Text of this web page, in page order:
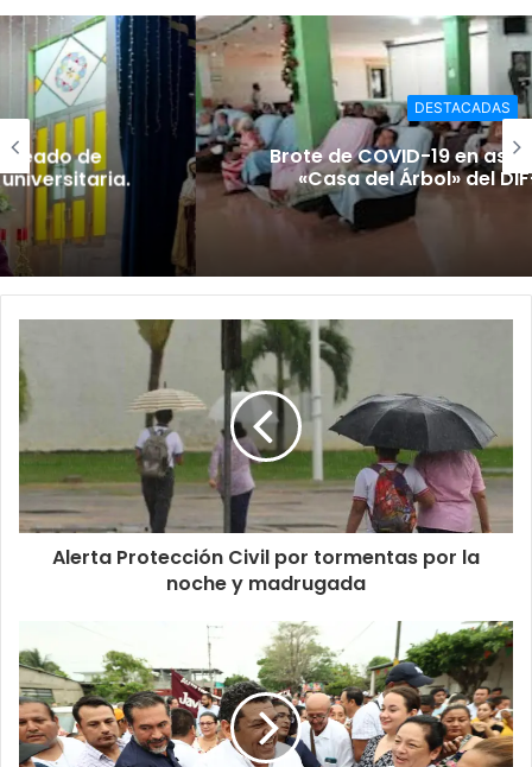
DESTACADAS
Brote de COVID-19 en asilo de ancianos
«Casa del Árbol» del DIF-Tabasco
Alerta Protección Civil por tormentas por la
noche y madrugada